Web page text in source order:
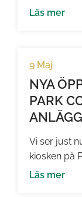
våra
klubben. På
Läs mer
9 Maj
NYA
PARK
Vi ser just
kiosken på
kvällstid.
Läs mer